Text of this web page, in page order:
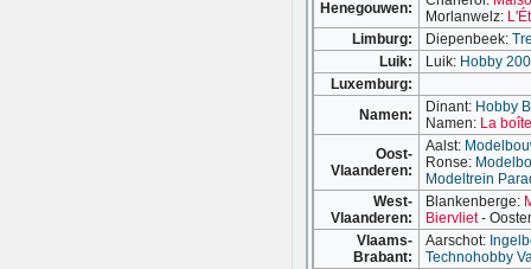
Henegouwen:
Morlanwelz:
Limburg:
Diepenbeek:
Luik:
Luik: Hobby
Luxemburg:
Namen:
Dinant: Hobby
Namen: La
Oost-
Vlaanderen:
Aalst:
Ronse:
Modeltrein
West-
Vlaanderen:
Blankenberge:
Biervliet-
Vlaams-
Brabant:
Aarschot:
Technohobby